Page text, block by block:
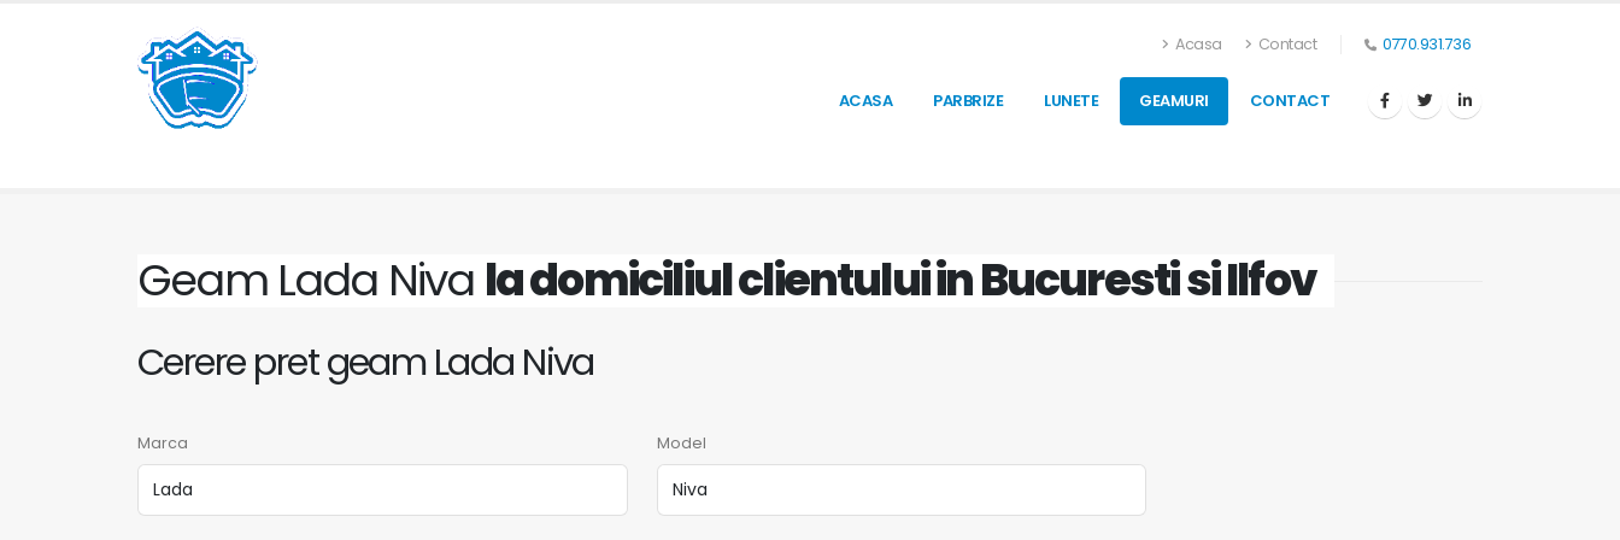
Acasa Contact 0770.931.736
ACASA PARBRIZE LUNETE GEAMURI CONTACT
Geam Lada Niva la domiciliul clientului in Bucuresti si Ilfov
Cerere pret geam Lada Niva
Marca Model